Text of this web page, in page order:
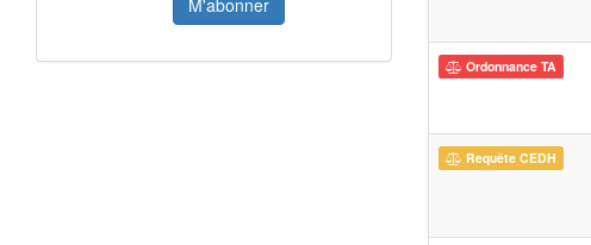
Ordonnance TA
Requête CEDH